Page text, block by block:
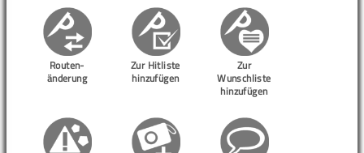
Routen-
änderung
Zur Hitliste
hinzufügen
Zur
Wunschliste
hinzufügen